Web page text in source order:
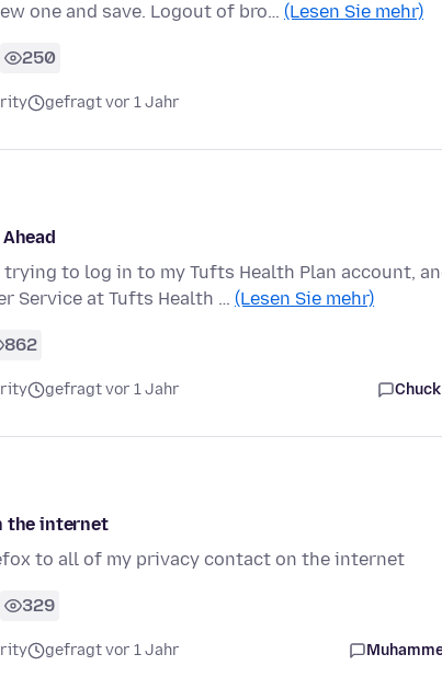
one and save. Logout of bro… (Lesen Sie mehr)
250
gefragt vor 1 Jahr
trying to log in to my Tufts Health Plan account,
Service at Tufts Health … (Lesen Sie mehr)
862
gefragt vor 1 Jahr
the internet
to all of my privacy contact on the internet
329
gefragt vor 1 Jahr